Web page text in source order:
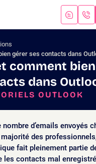
gérer ses contacts dans
comment
dans
OUTLOOK
nombre d’emails envoyés
majorité des
fait pleinement partie
les contacts mal